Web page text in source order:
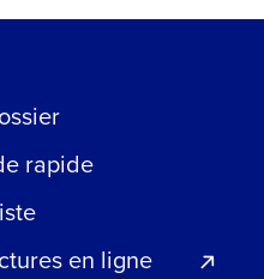
rapide
en ligne